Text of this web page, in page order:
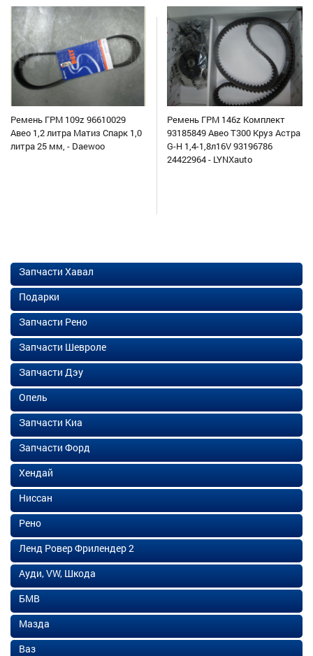
Ремень ГРМ 109z 96610029
Авео 1,2 литра Матиз Спарк 1,0
литра 25 мм, - Daewoo
Ремень ГРМ 146z Комплект
93185849 Авео Т300 Круз Астра
G-H 1,4-1,8л16V 93196786
24422964 - LYNXauto
Запчасти Хавал
Подарки
Запчасти Рено
Запчасти Шевроле
Запчасти Дэу
Опель
Запчасти Киа
Запчасти Форд
Хендай
Ниссан
Рено
Ленд Ровер Фрилендер 2
Ауди, VW, Шкода
БМВ
Мазда
Ваз